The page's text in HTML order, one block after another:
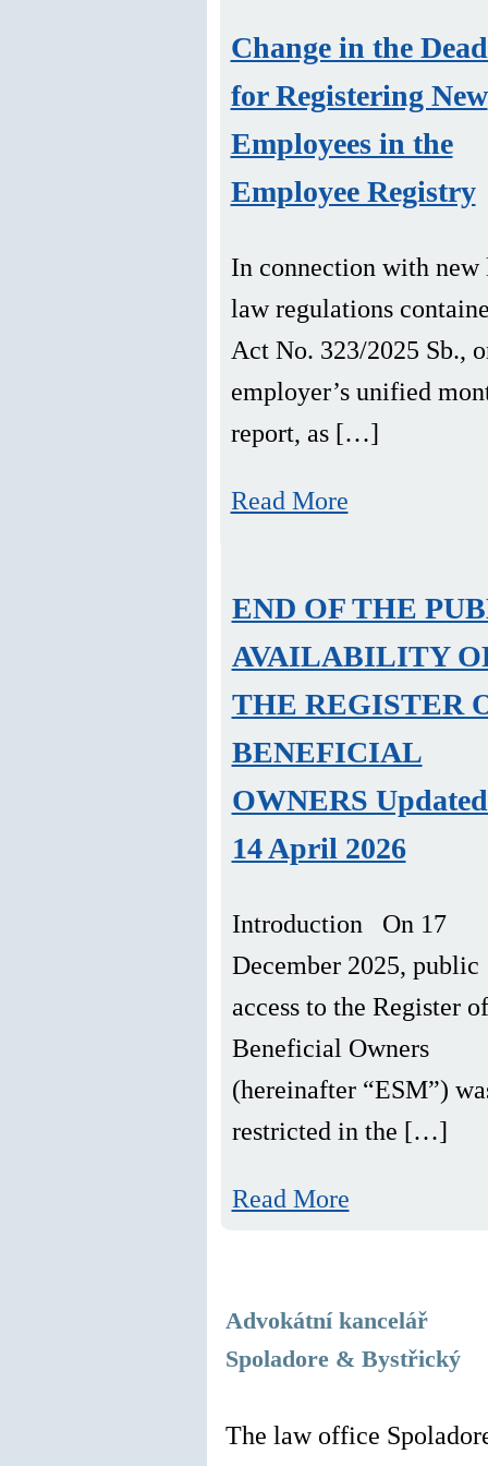
Bystřický
Change in the
for Registering New
Employees in the
Employee Registry
In connection with new
law regulations
Act No. 323/2025 Sb.,
employer’s unified
report, as […]
Read More
END OF THE
AVAILABILITY
THE REGISTER
BENEFICIAL
OWNERS
14 April 2026
Introduction On 17
December 2025, public
access to the Register of
Beneficial Owners
(hereinafter “ESM”)
restricted in the […]
Read More
Advokátní kancelář
Spoladore & Bystřický
The law office